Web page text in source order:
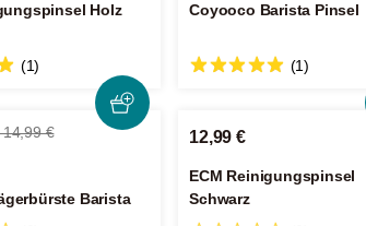
Holz
(1)
Coyooco Barista Pinsel
(1)
14,99 €
Barista
12,99 €
ECM Reinigungspinsel
Schwarz